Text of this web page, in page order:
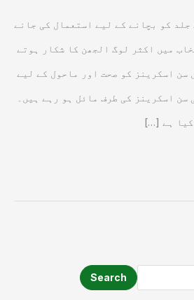
کو بچانے کے لیے استعمال کی جانے
میں اکثر لوگ الجھن کا شکار ہوتے
سن اسکرینز کو صحت اور ماحول کے لیے
سن اسکرینز کی طرف مائل ہو رہے ہیں۔
کیا ہے […]
Search